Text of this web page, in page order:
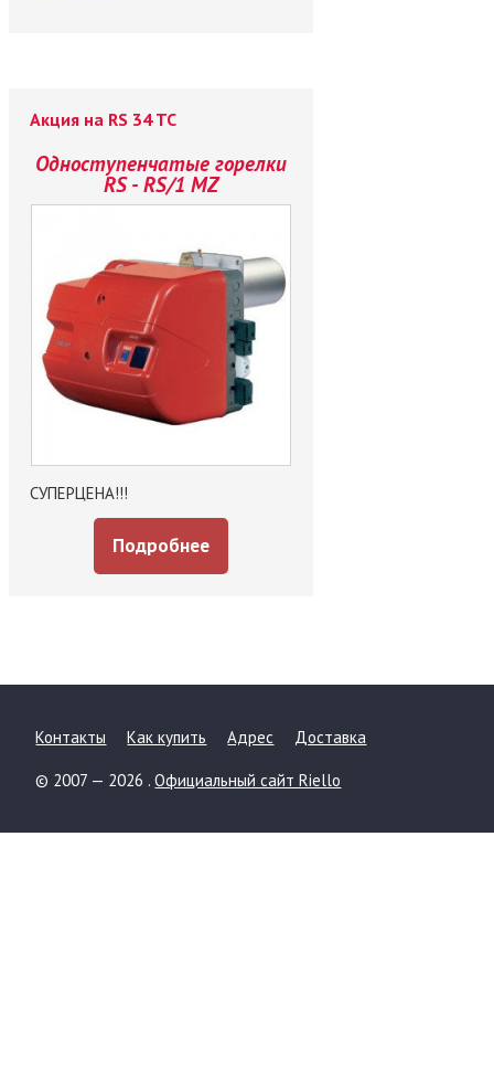
Акция на RS 34 TC
Одноступенчатые горелки
RS - RS/1 MZ
СУПЕРЦЕНА!!!
Подробнее
Контакты Как купить Адрес Доставка
© 2007 — 2026 .Официальный сайт Riello